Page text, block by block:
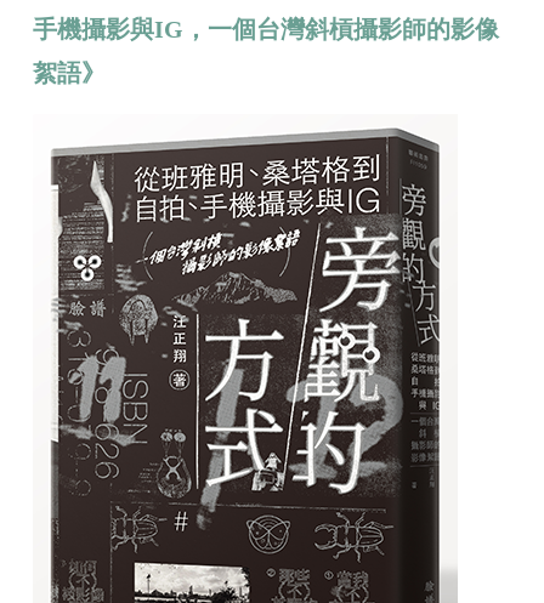
手機攝影與IG，一個台灣斜槓攝影師的影像
絮語》